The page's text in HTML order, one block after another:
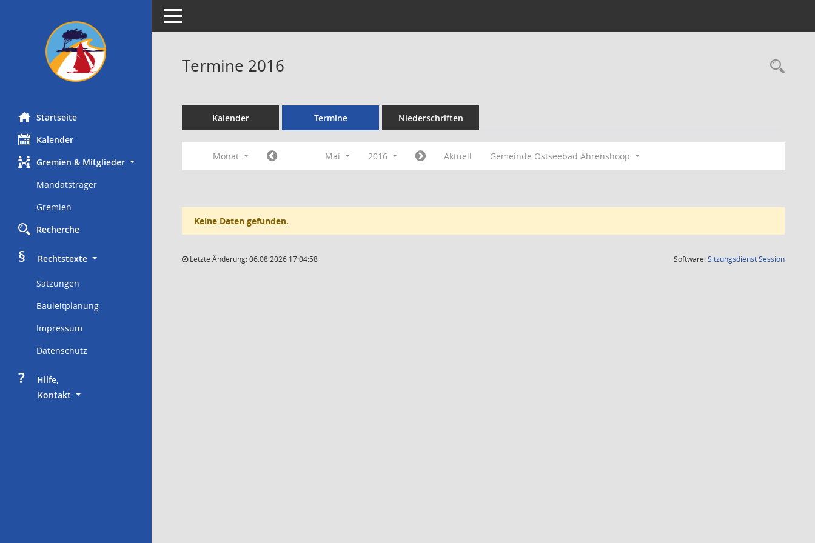
Startseite
Kalender
Gremien & Mitglieder
Mandatsträger
Gremien
Recherche
§
     Rechtstexte
Satzungen
Bauleitplanung
Impressum
Datenschutz
?
     Hilfe,
Kontakt
Toggle navigation
Termine 2016
Kalender Termine Niederschriften
Monat Mai 2016 Aktuell Gemeinde Ostseebad Ahrenshoop
Keine Daten gefunden.
Letzte Änderung: 06.08.2026 17:04:58 Software:SitzungsdienstSession(Wird in